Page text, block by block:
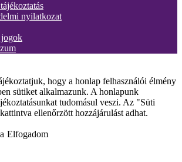
nyilatkozat
jogok
hogy a honlap felhasználói élmény
sütiket alkalmazunk. A honlapunk
tudomásul veszi. Az "Süti
ellenőrzött hozzájárulást adhat.
Elfogadom